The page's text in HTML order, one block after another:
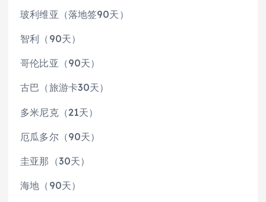
玻利维亚（落地签90天）
智利（90天）
哥伦比亚（90天）
古巴（旅游卡30天）
多米尼克（21天）
厄瓜多尔（90天）
圭亚那（30天）
海地（90天）